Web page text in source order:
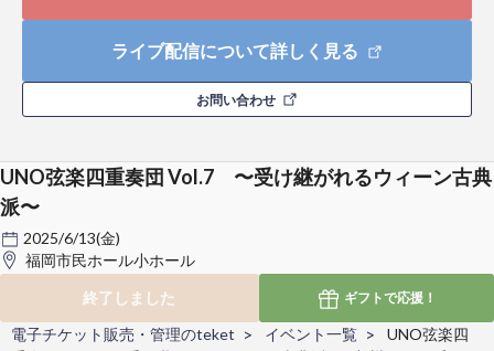
ライブ配信について詳しく見る
お問い合わせ
UNO弦楽四重奏団 Vol.7 〜受け継がれるウィーン古典
派〜
2025/6/13(金)
福岡市民ホール小ホール
終了しました
ギフトで応援！
電子チケット販売・管理のteket イベント一覧
UNO弦楽四